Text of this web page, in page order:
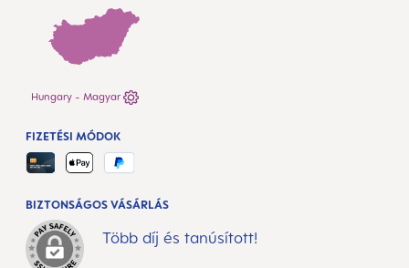
Hungary - Magyar
BIZTONSÁGOS VÁSÁRLÁS
Több díj és tanúsított!
FIZETÉSI MÓDOK